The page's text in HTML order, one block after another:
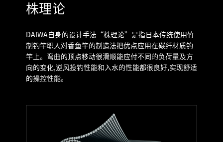
株理论
DAIWA自身的设计手法“株理论”是指日本传统使用竹
制钓竿职人对香鱼竿的制造法把优点应用在碳纤材质钓
竿上。弯曲的顶点移动很滑顺能应付不同的负荷量及方
向的变化,逆风投钓性能和入水的性能都很良好,实现舒适
的操控性能。